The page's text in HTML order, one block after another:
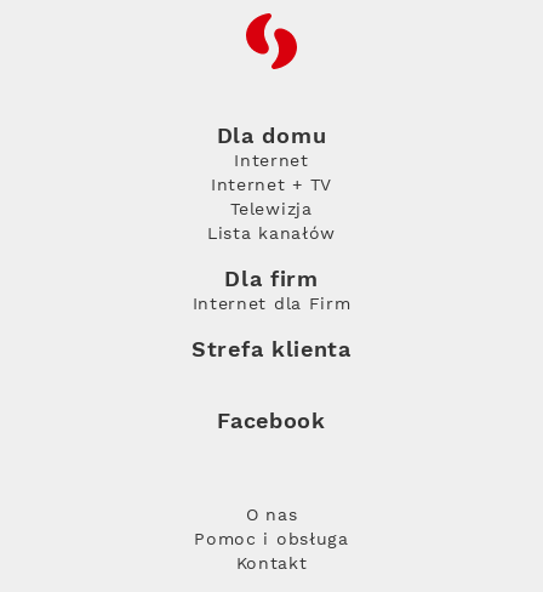
RFC
Dla domu
Internet
Internet + TV
Telewizja
Lista kanałów
Dla firm
Internet dla Firm
Strefa klienta
Facebook
O nas
Pomoc i obsługa
Kontakt